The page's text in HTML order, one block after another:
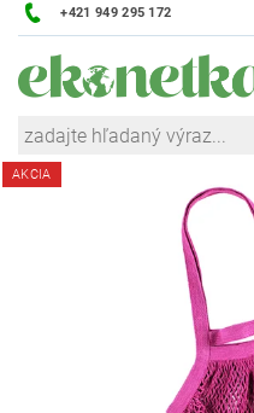
+421 949 295 172
AKCIA